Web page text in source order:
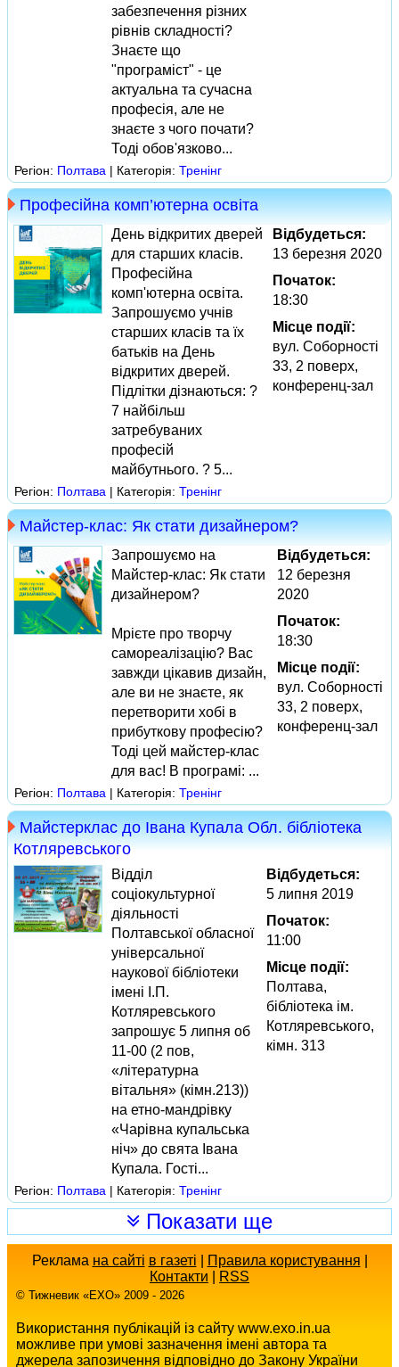
забезпечення різних
рівнів складності?
Знаєте що
"програміст" - це
актуальна та сучасна
професія, але не
знаєте з чого почати?
Тоді обов'язково...
Регіон: Полтава | Категорія: Тренінг
Професійна комп’ютерна освіта
День відкритих дверей
для старших класів.
Професійна
комп'ютерна освіта.
Запрошуємо учнів
старших класів та їх
батьків на День
відкритих дверей.
Підлітки дізнаються: ?
7 найбільш
затребуваних
професій
майбутнього. ? 5...
Відбудеться:
13 березня 2020
Початок:
18:30
Місце події:
вул. Соборності
33, 2 поверх,
конференц-зал
Регіон: Полтава | Категорія: Тренінг
Майстер-клас: Як стати дизайнером?
Запрошуємо на
Майстер-клас: Як стати
дизайнером?
Мрієте про творчу
самореалізацію? Вас
завжди цікавив дизайн,
але ви не знаєте, як
перетворити хобі в
прибуткову професію?
Тоді цей майстер-клас
для вас! В програмі: ...
Відбудеться:
12 березня
2020
Початок:
18:30
Місце події:
вул. Соборності
33, 2 поверх,
конференц-зал
Регіон: Полтава | Категорія: Тренінг
Майстерклас до Івана Купала Обл. бібліотека
Котляревського
Відділ
соціокультурної
діяльності
Полтавської обласної
універсальної
наукової бібліотеки
імені І.П.
Котляревського
запрошує 5 липня об
11-00 (2 пов,
«літературна
вітальня» (кімн.213))
на етно-мандрівку
«Чарівна купальська
ніч» до свята Івана
Купала. Гості...
Відбудеться:
5 липня 2019
Початок:
11:00
Місце події:
Полтава,
бібліотека ім.
Котляревського,
кімн. 313
Регіон: Полтава | Категорія: Тренінг
Показати ще
Реклама на сайті в газеті Правила користування
Контакти
RSS
© Тижневик «EХO» 2009 - 2026
Використання публікацій із сайту www.exo.in.ua
можливе при умові зазначення імені автора та
джерела запозичення відповідно до Закону України